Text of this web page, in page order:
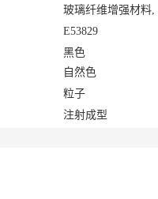
玻璃纤维增强材料,
E53829
黑色
自然色
粒子
注射成型